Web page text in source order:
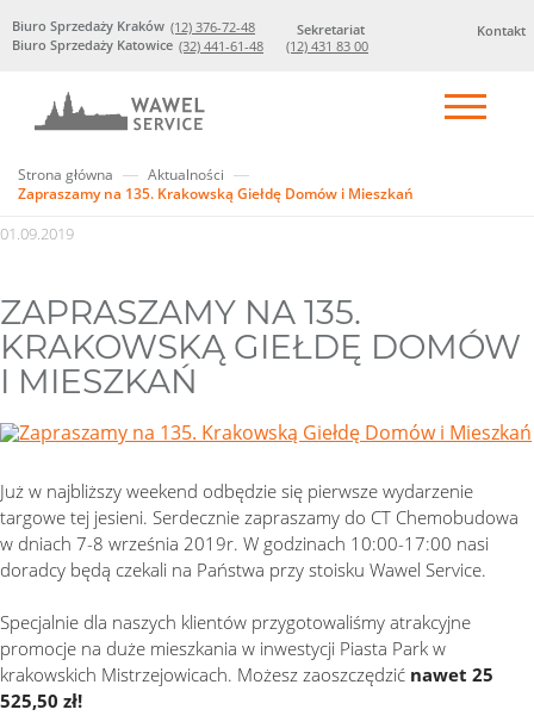
Kontakt
Biuro Sprzedaży Kraków (12) 376-72-48
Biuro Sprzedaży Katowice (32) 441-61-48
Sekretariat
(12) 431 83 00
Strona główna
Aktualności
Zapraszamy na 135. Krakowską Giełdę Domów i Mieszkań
01.09.2019
ZAPRASZAMY NA 135.
KRAKOWSKĄ GIEŁDĘ DOMÓW
I MIESZKAŃ
Już w najbliższy weekend odbędzie się pierwsze wydarzenie
targowe tej jesieni. Serdecznie zapraszamy do CT Chemobudowa
w dniach 7-8 września 2019r. W godzinach 10:00-17:00 nasi
doradcy będą czekali na Państwa przy stoisku Wawel Service.
Specjalnie dla naszych klientów przygotowaliśmy atrakcyjne
promocje na duże mieszkania w inwestycji Piasta Park w
krakowskich Mistrzejowicach. Możesz zaoszczędzić nawet 25
525,50 zł!